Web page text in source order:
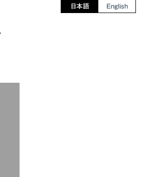
日本語 English